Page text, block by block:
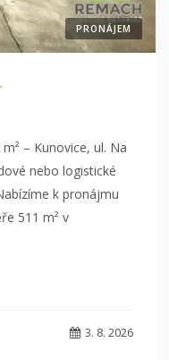
PRONÁJEM
– Kunovice, ul. Na
nebo logistické
k pronájmu
511 m² v
3. 8. 2026